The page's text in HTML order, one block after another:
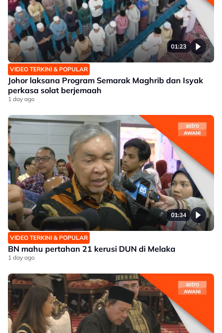
01:23
VIDEO TERKINI & POPULAR
Johor laksana Program Semarak Maghrib dan Isyak
perkasa solat berjemaah
1 day ago
01:34
VIDEO TERKINI & POPULAR
BN mahu pertahan 21 kerusi DUN di Melaka
1 day ago